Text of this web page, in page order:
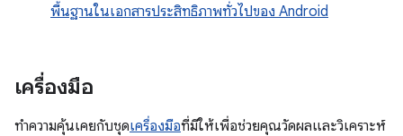
พื้นฐานในเอกสารประสิทธิภาพทั่วไปของ Android
เครื่องมือ
ทำความคุ้นเคยกับชุดเครื่องมือที่มีให้เพื่อช่วยคุณวัดผลและวิเคราะห์